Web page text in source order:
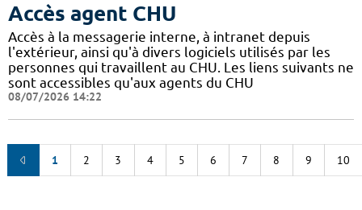
Accès agent CHU
Accès à la messagerie interne, à intranet depuis
l'extérieur, ainsi qu'à divers logiciels utilisés par les
personnes qui travaillent au CHU. Les liens suivants ne
sont accessibles qu'aux agents du CHU
08/07/2026 14:22
1 2 3 4 5 6 7 8 9 10